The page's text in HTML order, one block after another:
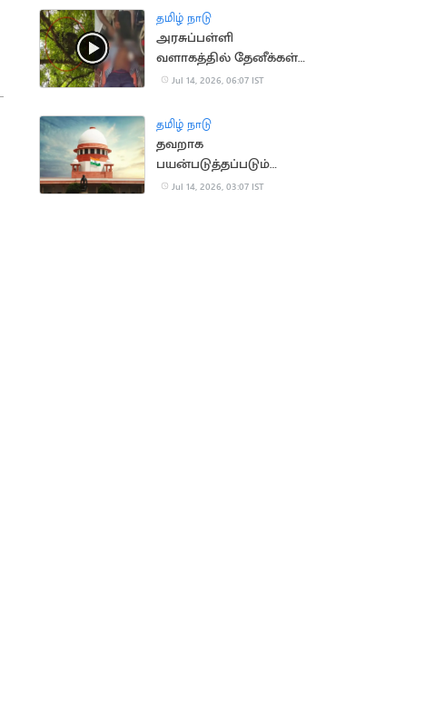
தமிழ் நாடு
அரசுப்பள்ளி
வளாகத்தில் தேனீக்கள்
கொட்டி 50
Jul 14, 2026, 06:07 IST
தமிழ் நாடு
தவறாக
பயன்படுத்தப்படும்
போக்சோ.. உச்ச
Jul 14, 2026, 03:07 IST